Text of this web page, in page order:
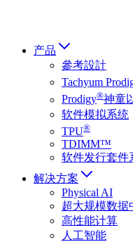
产品
參考設計
Tachyum
Prodigy®神童
软件模拟系统
TPU®
TDIMM™
软件发行套件
解决方案
Physical AI
超大规模数据
高性能计算
人工智能